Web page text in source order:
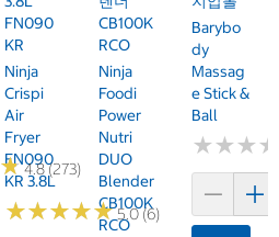
★
★4.8 (273)
FN090
KR
Ninja
Crispi
Air
Fryer
FN090
KR 3.8L
★★★★★
★★★★★5.0 (6)
CB100K
RCO
Ninja
Foodi
Power
Nutri
DUO
Blender
CB100K
RCO
Barybo
Dy
Massag
E Stick &
Ball
★★★
★★★